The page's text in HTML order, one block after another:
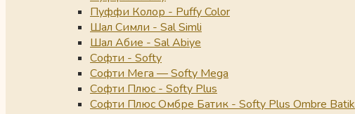
Пуффи Колор - Puffy Color
Шал Симли - Sal Simli
Шал Абие - Sal Abiye
Софти - Softy
Софти Мега — Softy Mega
Софти Плюс - Softy Plus
Софти Плюс Омбре Батик - Softy Plus Ombre Batik